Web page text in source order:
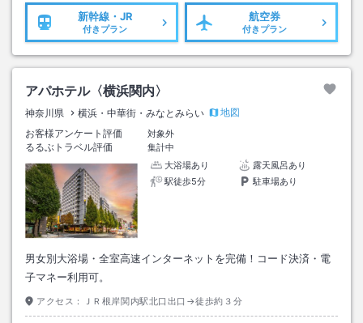
新幹線・JR
付きプラン
航空券
付きプラン
アパホテル〈横浜関内〉
神奈川県 横浜・中華街・みなとみらい
地図
お客様アンケート評価
対象外
るるぶトラベル評価
集計中
大浴場あり
露天風呂あり
駅徒歩5分
駐車場あり
男女別大浴場・全室高速インターネットを完備！コード決済・電
子マネー利用可。
アクセス： ＪＲ根岸関内駅北口出口→徒歩約３分